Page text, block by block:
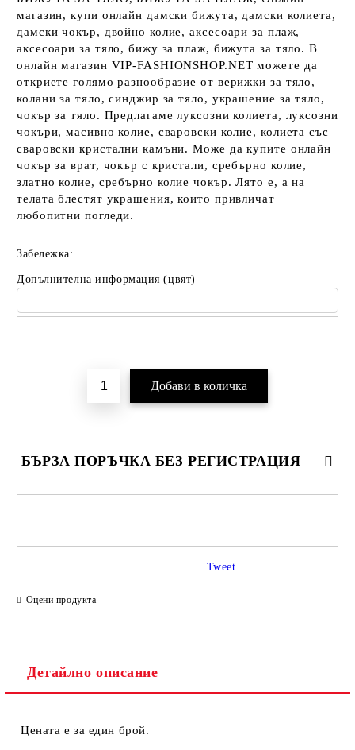
магазин, купи онлайн дамски бижута, дамски колиета,
дамски чокър, двойно колие, аксесоари за плаж,
аксесоари за тяло, бижу за плаж, бижута за тяло. В
онлайн магазин VIP-FASHIONSHOP.NET можете да
откриете голямо разнообразие от верижки за тяло,
колани за тяло, синджир за тяло, украшение за тяло,
чокър за тяло. Предлагаме луксозни колиета, луксозни
чокъри, масивно колие, сваровски колие, колиета със
сваровски кристални камъни. Може да купите онлайн
чокър за врат, чокър с кристали, сребърно колие,
златно колие, сребърно колие чокър. Лято е, а на
телата блестят украшения, които привличат
любопитни погледи.
Забележка:
Допълнителна информация (цвят)
БЪРЗА ПОРЪЧКА БЕЗ РЕГИСТРАЦИЯ
Оцени продукта
Tweet
Детайлно описание
Цената е за един брой.